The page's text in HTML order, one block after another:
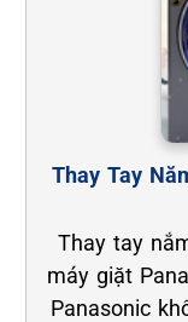
Thay Tay
Thay tay
máy giặt
Panasonic